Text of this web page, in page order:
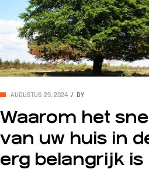
AUGUSTUS 29, 2024 BY
Waarom het
van uw huis in
erg belangrijk is